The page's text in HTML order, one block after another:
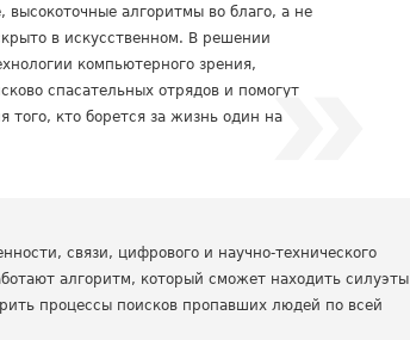
алгоритмы во благо, а не
в искусственном. В решении
компьютерного зрения,
спасательных отрядов и помогут
того, кто борется за жизнь один на
связи, цифрового и научно-технического
алгоритм, который сможет находить силуэты
процессы поисков пропавших людей по всей